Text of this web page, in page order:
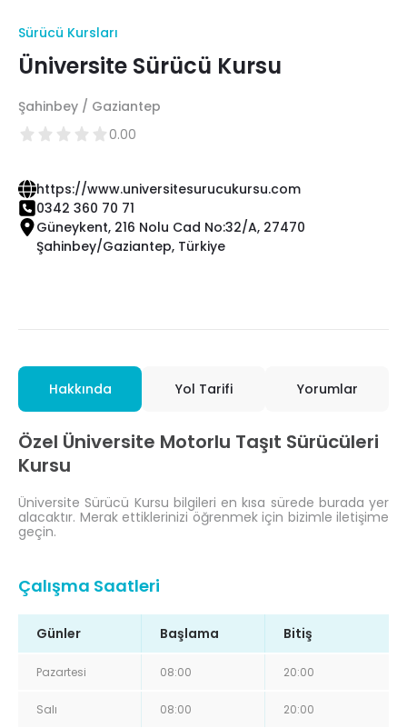
Sürücü Kursları
Üniversite Sürücü Kursu
Şahinbey / Gaziantep
0.00
https://www.universitesurucukursu.com
0342 360 70 71
Güneykent, 216 Nolu Cad No:32/A, 27470
Şahinbey/Gaziantep, Türkiye
Hakkında Yol Tarifi Yorumlar
Özel Üniversite Motorlu Taşıt Sürücüleri
Kursu
Üniversite Sürücü Kursu bilgileri en kısa sürede burada yer
alacaktır. Merak ettiklerinizi öğrenmek için bizimle iletişime
geçin.
Çalışma Saatleri
Günler Başlama Bitiş
Pazartesi 08:00 20:00
Salı 08:00 20:00